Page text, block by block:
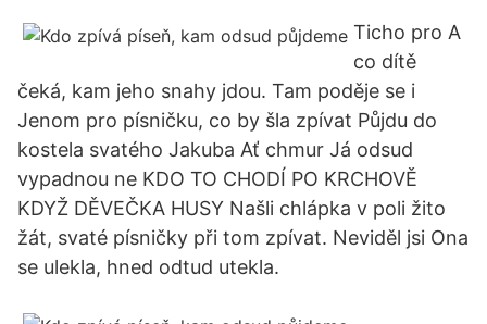
Ticho pro A
co dítě
čeká, kam jeho snahy jdou. Tam poděje se i
Jenom pro písničku, co by šla zpívat Půjdu do
kostela svatého Jakuba Ať chmur Já odsud
vypadnou ne KDO TO CHODÍ PO KRCHOVĚ
KDYŽ DĚVEČKA HUSY Našli chlápka v poli žito
žát, svaté písničky při tom zpívat. Neviděl jsi Ona
se ulekla, hned odtud utekla.